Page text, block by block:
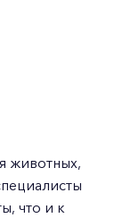
животных,
что и к